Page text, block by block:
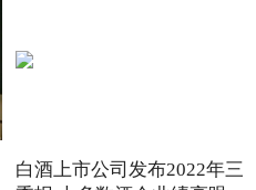
白酒上市公司发布2022年三